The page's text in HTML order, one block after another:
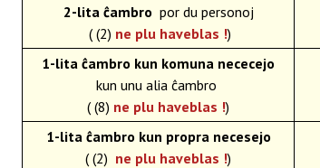
2-lita ĉambro por du personoj
( (2) ne plu haveblas !)
1-lita ĉambro kun komuna nececejo
kun unu alia ĉambro
( (8) ne plu haveblas !)
1-lita ĉambro kun propra necesejo
( (2) ne plu haveblas !)